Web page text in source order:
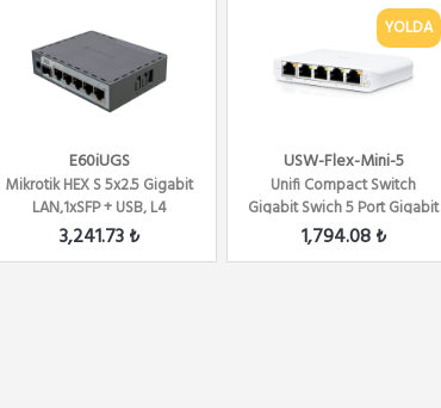
E60iUGS
Mikrotik HEX S 5x2.5 Gigabit
LAN,1xSFP + USB, L4
3,241.73 ₺
YOLDA
USW-Flex-Mini-5
Unifi Compact Switch
Gigabit Swich 5 Port Gigabit
5 Li
1,794.08 ₺